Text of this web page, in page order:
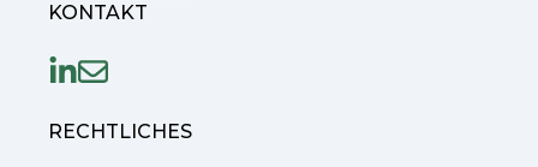
KONTAKT
RECHTLICHES